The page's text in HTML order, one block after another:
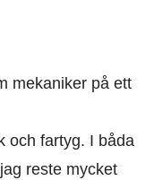
mekaniker på ett
och fartyg. I båda
reste mycket